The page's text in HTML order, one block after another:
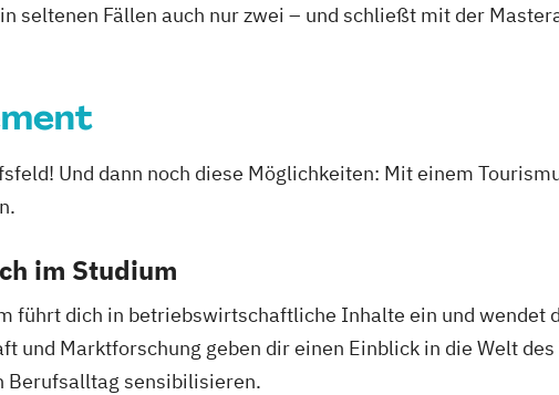
seltenen Fällen auch nur zwei – und schließt mit der
Und dann noch diese Möglichkeiten: Mit einem
im Studium
führt dich in betriebswirtschaftliche Inhalte ein und wendet
und Marktforschung geben dir einen Einblick in die Welt
Berufsalltag sensibilisieren.